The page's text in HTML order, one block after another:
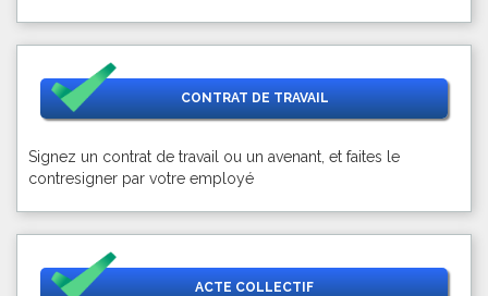
CONTRAT DE TRAVAIL
Signez un contrat de travail ou un avenant, et faites le
contresigner par votre employé
ACTE COLLECTIF